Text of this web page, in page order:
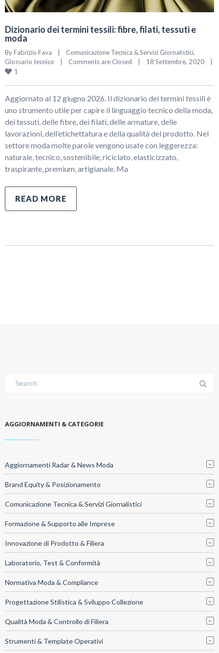
Dizionario dei termini tessili: fibre, filati, tessuti e
moda
By Fabrizio Fava | Comunicazione Tecnica & Servizi Giornalistici
Glossario tecnico
| Comments are Closed | 18 Settembre, 2020 |
1
Aggiornato al 12 giugno 2026. Il dizionario dei termini tessili è
uno strumento utile per capire il linguaggio tecnico della moda,
dei tessuti, delle fibre, dei filati, delle armature, delle
lavorazioni, dell’etichettatura e della qualità del prodotto. Nel
settore moda molte parole vengono usate con leggerezza:
naturale, tecnico, sostenibile, riciclato, elasticizzato,
traspirante, premium, artigianale. Ma
READ MORE
AGGIORNAMENTI & CATEGORIE
Aggiornamenti Radar & News Moda
Brand Equity & Posizionamento
Comunicazione Tecnica & Servizi Giornalistici
Formazione & Supporto alle Imprese
Innovazione di Prodotto & Filiera
Laboratorio, Test & Conformità
Normativa Moda & Compliance
Progettazione Stilistica & Sviluppo Collezione
Qualità Moda & Controllo di Filiera
Strumenti & Template Operativi